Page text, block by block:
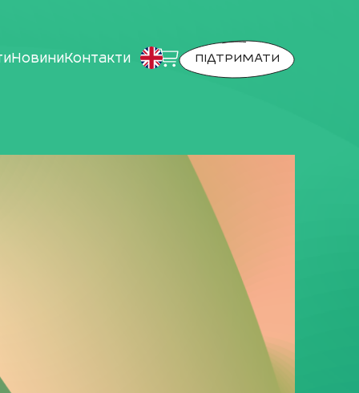
Новини Контакти ПІДТРИМАТИ